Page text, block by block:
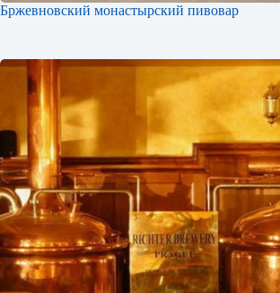
Бржевновский монастырский пивовар